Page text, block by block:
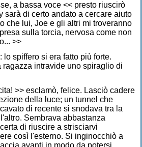
a bassa voce << presto riuscirò
sarà di certo andato a cercare aiuto
che lui, Joe e gli altri mi troveranno
sulla torcia, nervosa come non
>>
lo spiffero si era fatto più forte.
intravide uno spiraglio di
>> esclamò, felice. Lasciò cadere
della luce; un tunnel che
di recente si snodava tra la
Sembrava abbastanza
di riuscire a strisciarvi
così l'esterno. Si inginocchiò a
avanti in modo da potersi